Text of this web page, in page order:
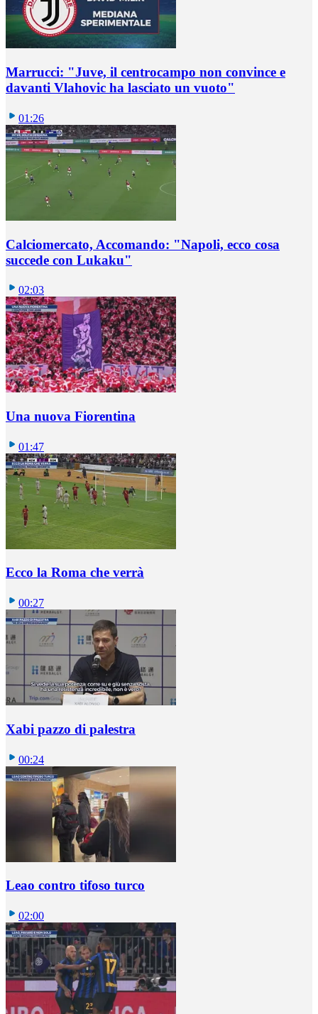
Marrucci: "Juve, il centrocampo non convince e
davanti Vlahovic ha lasciato un vuoto"
01:26
Calciomercato, Accomando: "Napoli, ecco cosa
succede con Lukaku"
02:03
Una nuova Fiorentina
01:47
Ecco la Roma che verrà
00:27
Xabi pazzo di palestra
00:24
Leao contro tifoso turco
02:00